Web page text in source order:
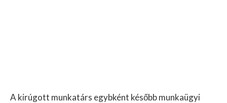
A kirúgott munkatárs egybként később munkaügyi